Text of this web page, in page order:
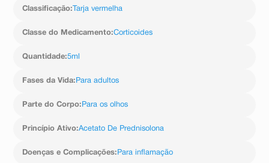
posição vertical.
os horários, as doses e a duração do tratamento. Não
Classificação: Tarja vermelha
Classe do Medicamento:Corticoides
Quantidade:5ml
Fases da Vida: Para adultos
Parte do Corpo: Para os olhos
Princípio Ativo:Acetato De Prednisolona
Doenças e Complicações: Para inflamação